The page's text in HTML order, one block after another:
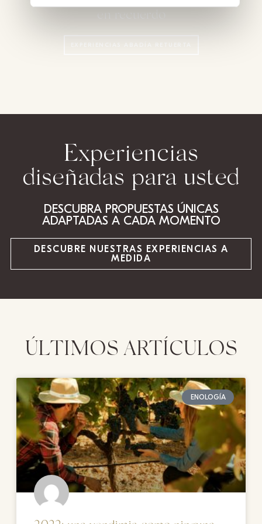
Experiencias
diseñadas para usted
DESCUBRA PROPUESTAS ÚNICAS
ADAPTADAS A CADA MOMENTO
DESCUBRE NUESTRAS EXPERIENCIAS A
MEDIDA
ÚLTIMOS ARTÍCULOS
ENOLOGÍA